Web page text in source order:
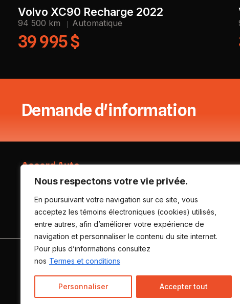
Nous respectons votre vie privée.
En poursuivant votre navigation sur ce site, vous
acceptez les témoins électroniques (cookies) utilisés,
entre autres, afin d’améliorer votre expérience de
navigation et personnaliser le contenu du site internet.
Pour plus d’informations consultez
nos Termes et conditions
Personnaliser Accepter tout
Volvo XC90 Recharge 2022
94 500 km Automatique
39 995 $
Demande d'information
Accord Auto
(418) 842-2886
ACCUEIL INVENTAIRE